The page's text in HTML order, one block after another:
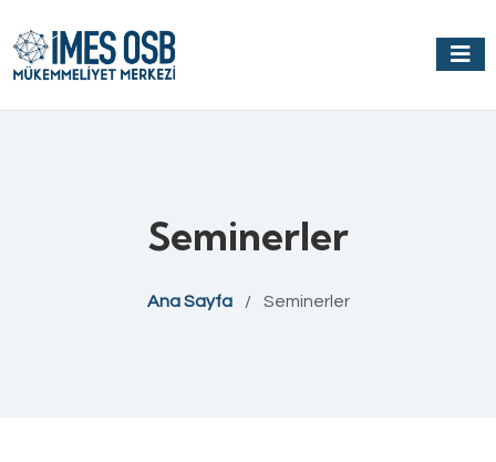
Seminerler
Ana Sayfa / Seminerler